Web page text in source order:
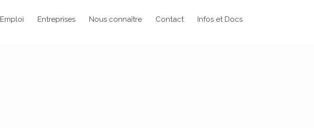
Emploi Entreprises Nous connaître Contact Infos et Docs